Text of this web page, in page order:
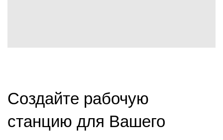
Создайте рабочую
станцию ​​для Вашего